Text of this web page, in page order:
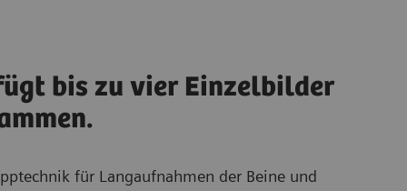
bis zu vier Einzelbilder
für Langaufnahmen der Beine und